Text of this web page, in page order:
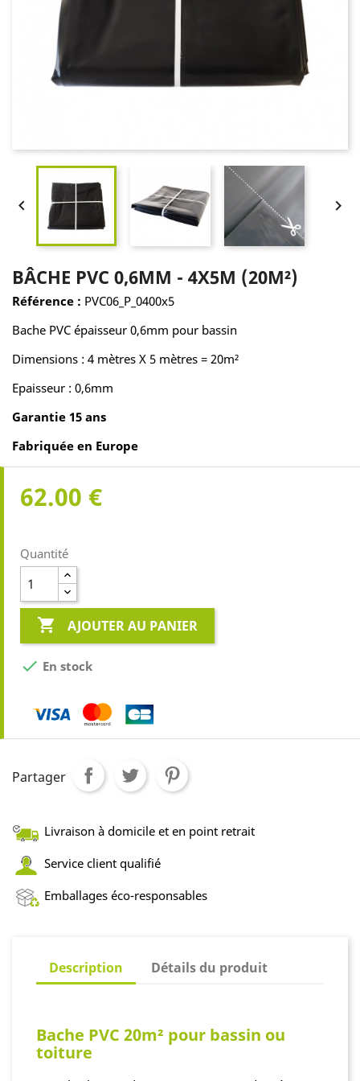
 
BÂCHE PVC 0,6MM - 4X5M (20M²)
Référence : PVC06_P_0400x5
Bache PVC épaisseur 0,6mm pour bassin
Dimensions : 4 mètres X 5 mètres = 20m²
Epaisseur : 0,6mm
Garantie 15 ans
Fabriquée en Europe
62.00 €
Quantité
 AJOUTER AU PANIER
 En stock
Partager
Livraison à domicile et en point retrait
Service client qualifié
Emballages éco-responsables
Description Détails du produit
Bache PVC 20m² pour bassin ou
toiture